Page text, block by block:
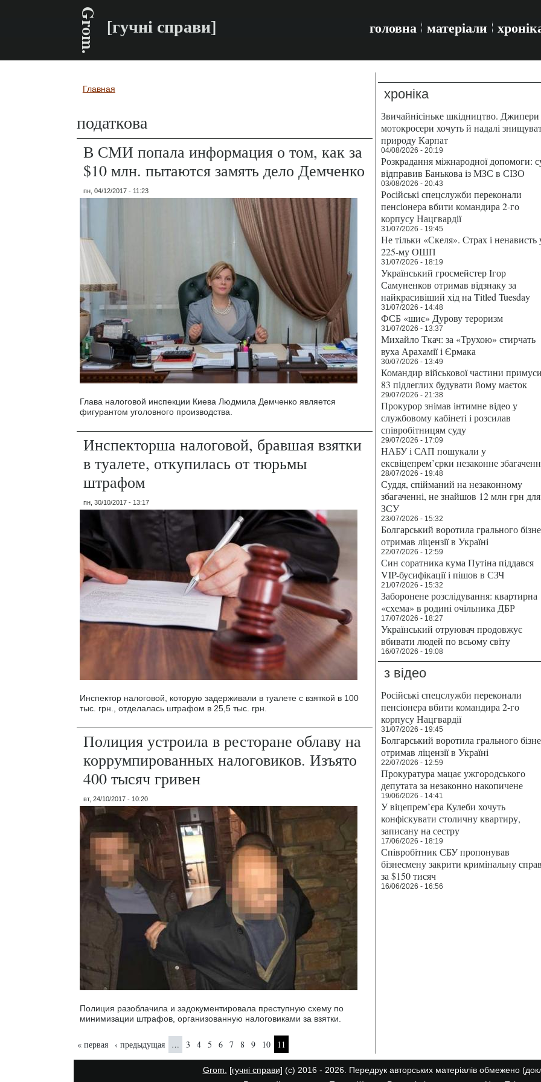
Grom. [гучні справи] головна матеріали
Вы здесь
Главная
податкова
В СМИ попала информация о том, как за
$10 млн. пытаются замять дело Демченко
пн, 04/12/2017 - 11:23
Глава налоговой инспекции Киева Людмила Демченко является
фигурантом уголовного производства.
Инспекторша налоговой, бравшая взятки
в туалете, откупилась от тюрьмы
штрафом
пн, 30/10/2017 - 13:17
Инспектор налоговой, которую задерживали в туалете с взяткой в 100
тыс. грн., отделалась штрафом в 25,5 тыс. грн.
Полиция устроила в ресторане облаву на
коррумпированных налоговиков. Изъято
400 тысяч гривен
вт, 24/10/2017 - 10:20
Полиция разоблачила и задокументировала преступную схему по
минимизации штрафов, организованную налоговиками за взятки.
Страницы
« первая ‹ предыдущая … 3 4 5 6 7 8 9 10 11
хроніка
Звичайнісіньке шкідництво. Джипери
мотокросери хочуть й надалі
природу Карпат
04/08/2026 - 20:19
Розкрадання міжнародної допомоги:
відправив Банькова із МЗС в СІЗО
03/08/2026 - 20:43
Російські спецслужби переконали
пенсіонера вбити командира 2-го
корпусу Нацгвардії
31/07/2026 - 19:45
Не тільки «Скеля». Страх і ненависть
225-му ОШП
31/07/2026 - 18:19
Український гросмейстер Ігор
Самуненков отримав відзнаку за
найкрасивіший хід на Titled Tuesday
31/07/2026 - 14:48
ФСБ «шиє» Дурову тероризм
31/07/2026 - 13:37
Михайло Ткач: за «Трухою» стирчать
вуха Арахамії і Єрмака
30/07/2026 - 13:49
Командир військової частини
83 підлеглих будувати йому маєток
29/07/2026 - 21:38
Прокурор знімав інтимне відео у
службовому кабінеті і розсилав
співробітницям суду
29/07/2026 - 17:09
НАБУ і САП пошукали у
ексвіцепрем’єрки незаконне
28/07/2026 - 19:48
Суддя, спійманий на незаконному
збагаченні, не знайшов 12 млн грн для
ЗСУ
23/07/2026 - 15:32
Болгарський воротила грального
отримав ліцензії в Україні
22/07/2026 - 12:59
Син соратника кума Путіна піддався
VIP-бусифікації і пішов в СЗЧ
21/07/2026 - 15:32
Заборонене розслідування: квартирна
«схема» в родині очільника ДБР
17/07/2026 - 18:27
Український отруювач продовжує
вбивати людей по всьому світу
16/07/2026 - 19:08
з відео
Російські спецслужби переконали
пенсіонера вбити командира 2-го
корпусу Нацгвардії
31/07/2026 - 19:45
Болгарський воротила грального
отримав ліцензії в Україні
22/07/2026 - 12:59
Прокуратура мацає ужгородського
депутата за незаконно накопичене
19/06/2026 - 14:41
У віцепрем’єра Кулеби хочуть
конфіскувати столичну квартиру,
записану на сестру
17/06/2026 - 18:19
Співробітник СБУ пропонував
бізнесмену закрити кримінальну
за $150 тисяч
16/06/2026 - 16:56
Grom. [гучні справи] (с) 2016 - 2026. Передрук авторських матеріалів обмежено